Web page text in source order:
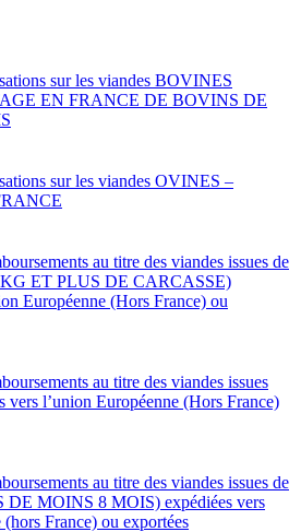
sur les viandes BOVINES
EN FRANCE DE BOVINS DE
sur les viandes OVINES –
au titre des viandes issues de
ET PLUS DE CARCASSE)
Européenne (Hors France) ou
au titre des viandes issues
vers l’union Européenne (Hors France)
au titre des viandes issues de
MOINS 8 MOIS) expédiées vers
France) ou exportées